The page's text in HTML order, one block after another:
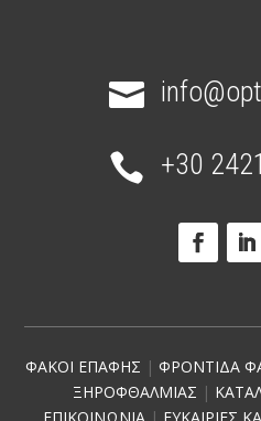

 +30
ΦΑΚΟΙ ΕΠΑΦΗΣ | ΦΡΟΝΤΙΔΑ
ΞΗΡΟΦΘΑΛΜΙΑΣ |